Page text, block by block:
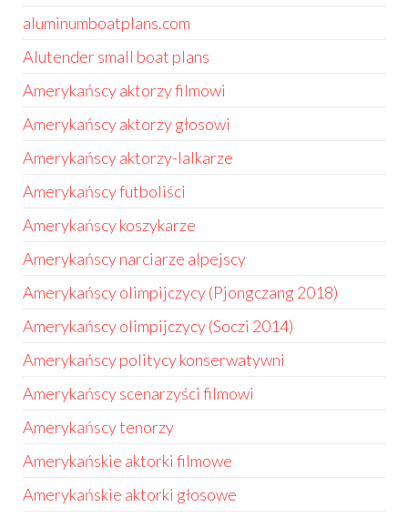
aluminumboatplans.com
Alutender small boat plans
Amerykańscy aktorzy filmowi
Amerykańscy aktorzy głosowi
Amerykańscy aktorzy-lalkarze
Amerykańscy futboliści
Amerykańscy koszykarze
Amerykańscy narciarze alpejscy
Amerykańscy olimpijczycy (Pjongczang 2018)
Amerykańscy olimpijczycy (Soczi 2014)
Amerykańscy politycy konserwatywni
Amerykańscy scenarzyści filmowi
Amerykańscy tenorzy
Amerykańskie aktorki filmowe
Amerykańskie aktorki głosowe